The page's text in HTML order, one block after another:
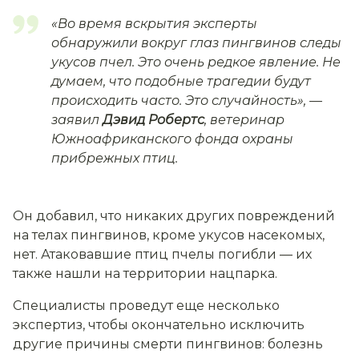
«Во время вскрытия эксперты
обнаружили вокруг глаз пингвинов следы
укусов пчел. Это очень редкое явление. Не
думаем, что подобные трагедии будут
происходить часто. Это случайность», —
заявилДэвид Робертс, ветеринар
Южноафриканского фонда охраны
прибрежных птиц.
Он добавил, что никаких других повреждений
на телах пингвинов, кроме укусов насекомых,
нет. Атаковавшие птиц пчелы погибли — их
также нашли на территории нацпарка.
Специалисты проведут еще несколько
экспертиз, чтобы окончательно исключить
другие причины смерти пингвинов: болезнь